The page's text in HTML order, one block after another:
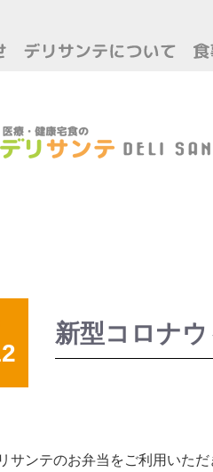
新型コロナ
サンテのお弁当をご利用いただ